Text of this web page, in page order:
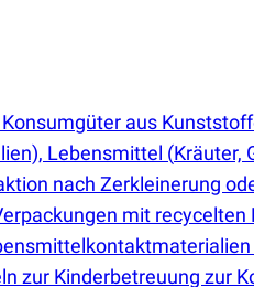
aus
Lebensmittel (Kräuter,
nach Zerkleinerung
mit recycelten
zur Kinderbetreuung zur